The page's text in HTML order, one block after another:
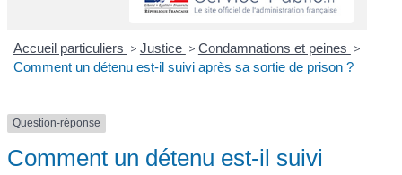
Accueil particuliers > Justice > Condamnations et peines >
Comment un détenu est-il suivi après sa sortie de prison ?
Question-réponse
Comment un détenu est-il suivi